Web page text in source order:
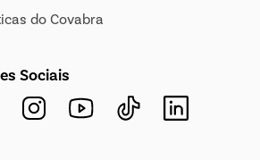
do Covabra
Sociais